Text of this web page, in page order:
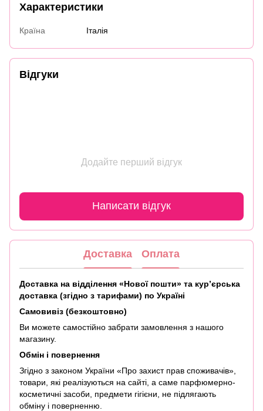
Характеристики
Країна Італія
Відгуки
Додайте перший відгук
Написати відгук
Доставка Оплата
Доставка на відділення «Нової пошти» та кур’єрська
доставка (згідно з тарифами) по Україні
Самовивіз (безкоштовно)
Ви можете самостійно забрати замовлення з нашого
магазину.
Обмін і повернення
Згідно з законом України «Про захист прав споживачів»,
товари, які реалізуються на сайті, а саме парфюмерно-
косметичні засоби, предмети гігієни, не підлягають
обміну і поверненню.